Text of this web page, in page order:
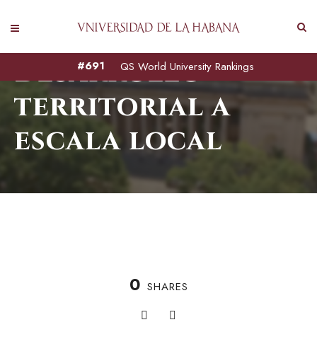
QS World University Rankings
#691
Desarrollo
territorial a
escala local
0 SHARES